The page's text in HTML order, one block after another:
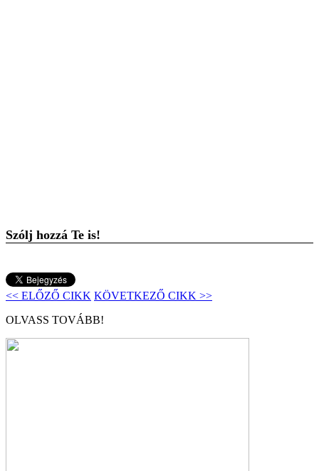
Szólj hozzá Te is!
<< ELŐZŐ CIKK KÖVETKEZŐ CIKK >>
OLVASS TOVÁBB!